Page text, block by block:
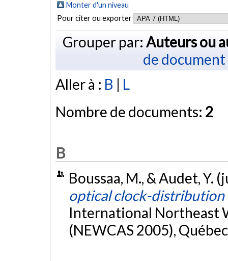
Monter d'un niveau
Pour citer ou exporter
Grouper par: Auteurs ou
de document
Aller à : B | L
Nombre de documents: 2
B
Boussaa, M., & Audet, Y.
optical clock-distribution
International Northeast
(NEWCAS 2005),